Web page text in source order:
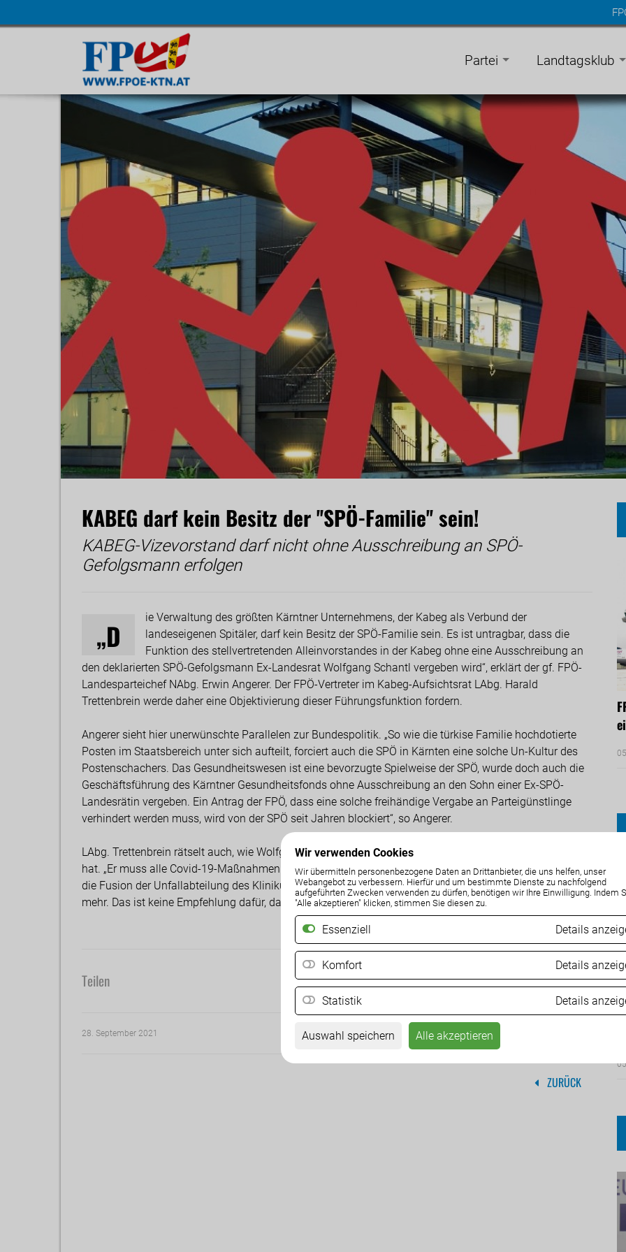
Wir verwenden Cookies
Wir übermitteln personenbezogene Daten an Drittanbieter, die uns helfen, unser
Webangebot zu verbessern. Hierfür und um bestimmte Dienste zu nachfolgend
aufgeführten Zwecken verwenden zu dürfen, benötigen wir Ihre Einwilligung. Indem
"Alle akzeptieren" klicken, stimmen Sie diesen zu.
Essenziell Details
Komfort Details
Statistik Details
Auswahl speichern Alle akzeptieren
Navigation
Partei Landtagsklub
KABEG darf kein Besitz der ''SPÖ-Familie'' sein!
KABEG-Vizevorstand darf nicht ohne Ausschreibung an SPÖ-
Gefolgsmann erfolgen
„D
ie Verwaltung des größten Kärntner Unternehmens, der Kabeg als Verbund der
landeseigenen Spitäler, darf kein Besitz der SPÖ-Familie sein. Es ist untragbar, dass die
Funktion des stellvertretenden Alleinvorstandes in der Kabeg ohne eine Ausschreibung an
den deklarierten SPÖ-Gefolgsmann Ex-Landesrat Wolfgang Schantl vergeben wird“, erklärt der gf. FPÖ-
Landesparteichef NAbg. Erwin Angerer. Der FPÖ-Vertreter im Kabeg-Aufsichtsrat LAbg. Harald
Trettenbrein werde daher eine Objektivierung dieser Führungsfunktion fordern.
Angerer sieht hier unerwünschte Parallelen zur Bundespolitik. „So wie die türkise Familie hochdotierte
Posten im Staatsbereich unter sich aufteilt, forciert auch die SPÖ in Kärnten eine solche Un-Kultur des
Postenschachers. Das Gesundheitswesen ist eine bevorzugte Spielweise der SPÖ, wurde doch auch die
Geschäftsführung des Kärntner Gesundheitsfonds ohne Ausschreibung an den Sohn einer Ex-SPÖ-
Landesrätin vergeben. Ein Antrag der FPÖ, dass eine solche freihändige Vergabe an Parteigünstlinge
verhindert werden muss, wird von der SPÖ seit Jahren blockiert“, so Angerer.
LAbg. Trettenbrein rätselt auch, wie Wolfgang Schantl in der Kabeg genügend Zeit für eine neue Aufgabe
hat. „Er muss alle Covid-19-Maßnahmen koordinieren und soll das neue Traumazentrum in Klagenfurt,
die Fusion der Unfallabteilung des Klinikums mit dem UKH, realisieren. Da hört man seit Jahren nichts
mehr. Das ist keine Empfehlung dafür, dass Schantl jetzt noch einen weiteren Führungsjob erhalten soll.“
Teilen
28. September 2021
ZURÜCK